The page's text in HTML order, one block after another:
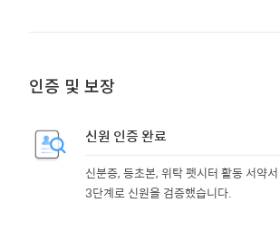
인증 및 보장
신원 인증 완료
신분증, 등초본, 위탁 펫시터 활동 서약
3단계로 신원을 검증했습니다.